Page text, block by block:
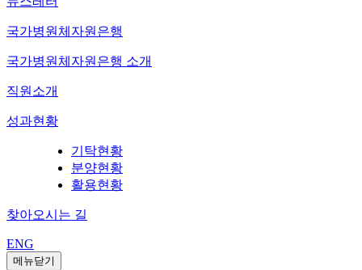
국가병원체자원은행
국가병원체자원은행 소개
직원소개
성과현황
기탁현황
분양현황
활용현황
찾아오시는 길
ENG
메뉴닫기